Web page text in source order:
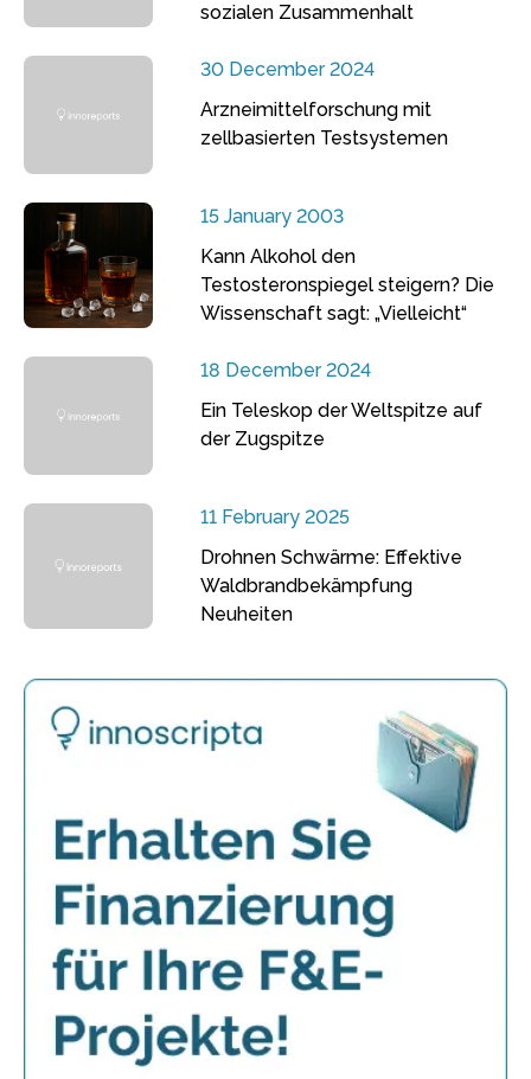
sozialen Zusammenhalt
30 December 2024
Arzneimittelforschung mit
zellbasierten Testsystemen
15 January 2003
Kann Alkohol den
Testosteronspiegel steigern? Die
Wissenschaft sagt: „Vielleicht“
18 December 2024
Ein Teleskop der Weltspitze auf
der Zugspitze
11 February 2025
Drohnen Schwärme: Effektive
Waldbrandbekämpfung
Neuheiten